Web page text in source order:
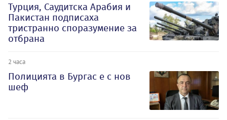
Турция, Саудитска Арабия и
Пакистан подписаха
тристранно споразумение за
отбрана
2 часа
Полицията в Бургас е с нов
шеф